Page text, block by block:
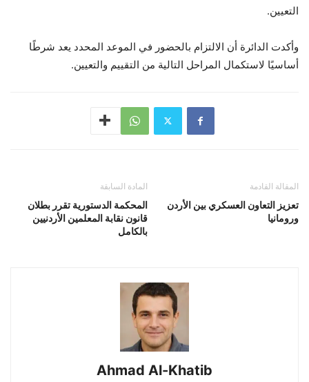
التعيين.
وأكدت الدائرة أن الالتزام بالحضور في الموعد المحدد يعد شرطًا
أساسيًا لاستكمال المراحل التالية من التقييم والتعيين.
المادة السابقة
المحكمة الدستورية تقرر بطلان
قانون نقابة المعلمين الأردنيين
بالكامل
المقالة القادمة
تعزيز التعاون العسكري بين الأردن
ورومانيا
Ahmad Al-Khatib